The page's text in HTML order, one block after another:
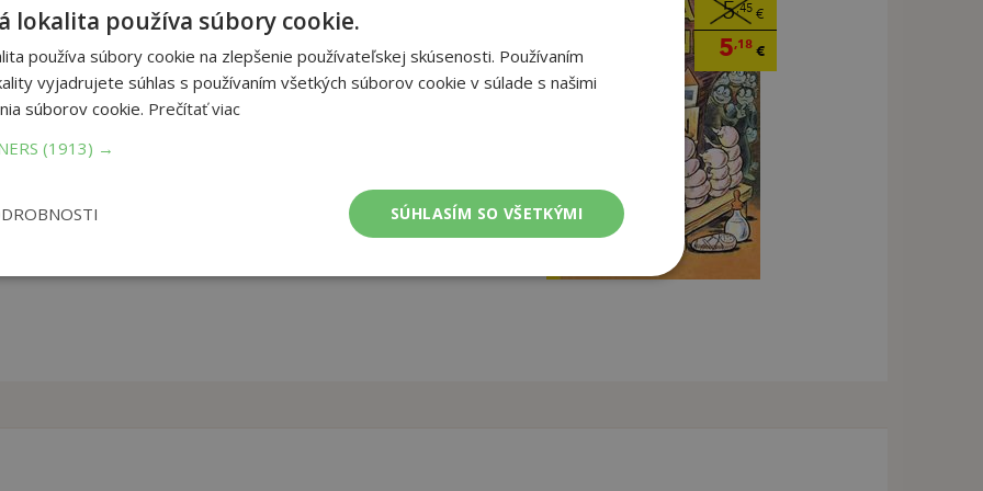
po ztroskotání lodi vrací do rodného mraveniště. Okamžitě se
lovu divokých mšic nebo čištění chodeb. Ale ouha, mraveniště
vysvětlí a příběh končí hromadnou svatbou. Knížka je
strán:
5,45 €
5,18 €
lokalita používa súbory cookie.
používa súbory cookie na zlepšenie používateľskej skúsenosti. Používaním
vyjadrujete súhlas s používaním všetkých súborov cookie v súlade s našimi
súborov cookie. Prečítať viac
(1913) →
SÚHLASÍM SO VŠETKÝMI